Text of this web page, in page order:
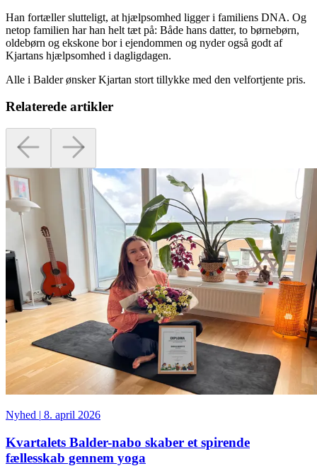
Han fortæller slutteligt, at hjælpsomhed ligger i familiens DNA. Og
netop familien har han helt tæt på: Både hans datter, to børnebørn,
oldebørn og ekskone bor i ejendommen og nyder også godt af
Kjartans hjælpsomhed i dagligdagen.
Alle i Balder ønsker Kjartan stort tillykke med den velfortjente pris.
Relaterede artikler
Nyhed | 8. april 2026
Kvartalets Balder-nabo skaber et spirende
fællesskab gennem yoga